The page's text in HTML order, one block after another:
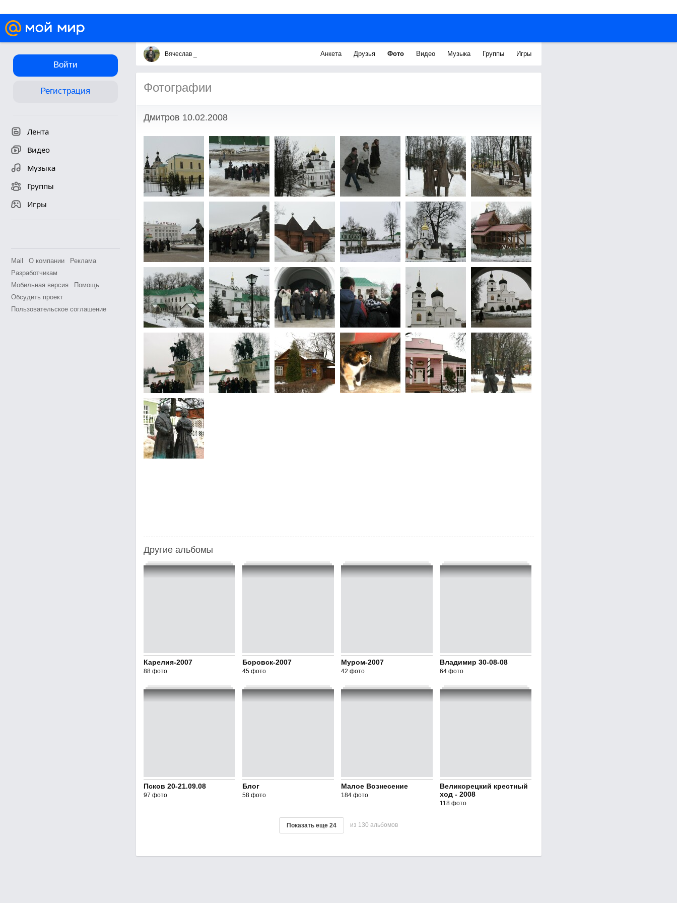
Войти
Регистрация
Лента
Видео
Музыка
Группы
Игры
Mail О компании
Реклама
Разработчикам
Мобильная версия
Помощь
Обсудить проект
Пользовательское соглашение
Вячеслав _ Анкета Друзья Фото Видео Музыка Группы Игры
Фотографии
Дмитров 10.02.2008
Другие альбомы
Карелия-2007
88 фото
Боровск-2007
45 фото
Муром-2007
42 фото
Владимир 30-08-08
64 фото
Псков 20-21.09.08
97 фото
Блог
58 фото
Малое Вознесение
184 фото
Великорецкий крестный
ход - 2008
118 фото
Показать еще 24 из 130 альбомов